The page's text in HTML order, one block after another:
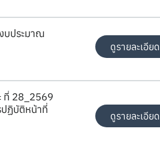
บประมาณ
ดูรายละเอียด
ที่ 28_2569
ปฏิบัติหน้าที่
ดูรายละเอียด